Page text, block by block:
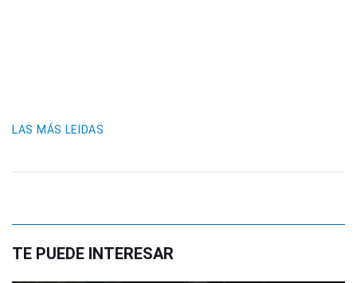
LAS MÁS LEIDAS
TE PUEDE INTERESAR